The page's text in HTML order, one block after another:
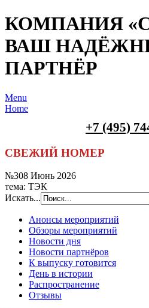
КОМПАНИЯ
ВАШ
ПАРТНЁР
Menu
Home
+7 (495)
СВЕЖИЙ НОМЕР
№308 Июнь 2026
тема: ТЭК
Искать...
Анонсы мероприятий
Обзоры мероприятий
Новости дня
Новости партнёров
К выпуску готовится
День в истории
Распространение
Отзывы